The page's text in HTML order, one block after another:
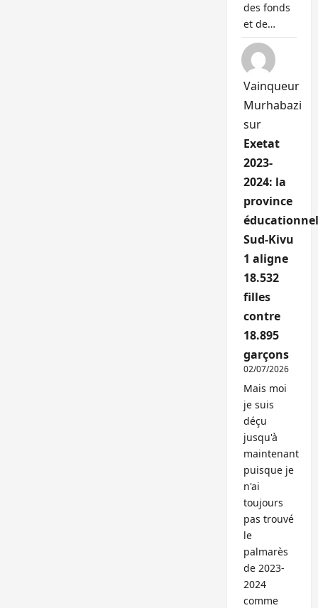
des fonds
et de…
Vainqueur
Murhabazi
sur
Exetat
2023-
2024: la
province
Sud-Kivu
1 aligne
18.532
filles
contre
18.895
garçons
02/07/2026
Mais moi
je suis
déçu
jusqu'à
maintenant
puisque je
n'ai
toujours
pas trouvé
le
palmarès
de 2023-
2024
comme